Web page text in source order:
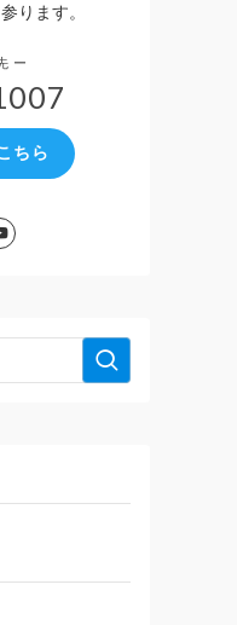
ります。
ちら